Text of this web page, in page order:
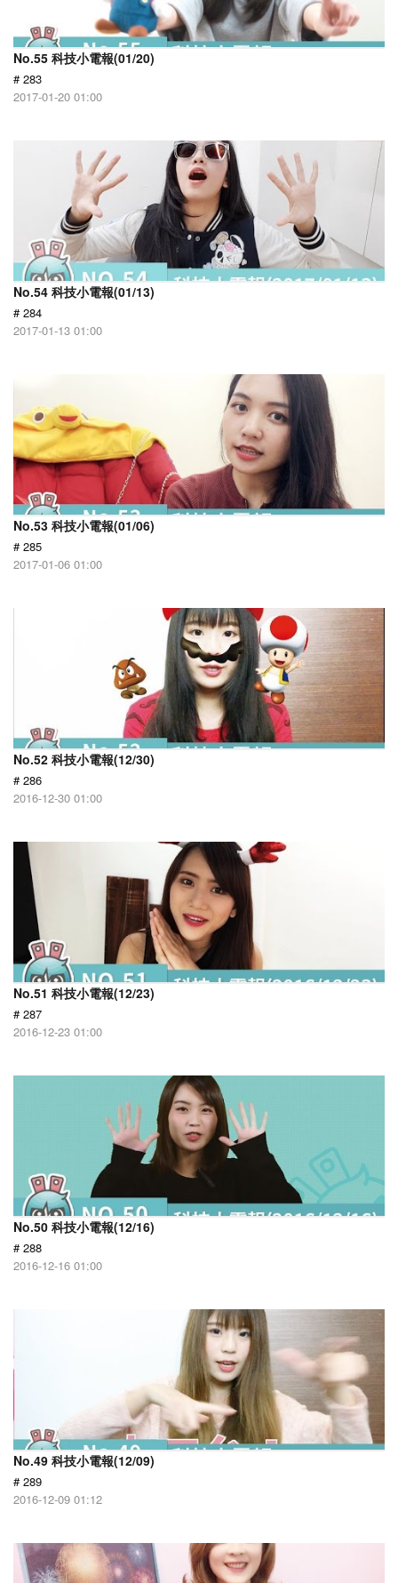
No.55 科技小電報(01/20)
# 283
2017-01-20 01:00
No.54 科技小電報(01/13)
# 284
2017-01-13 01:00
No.53 科技小電報(01/06)
# 285
2017-01-06 01:00
No.52 科技小電報(12/30)
# 286
2016-12-30 01:00
No.51 科技小電報(12/23)
# 287
2016-12-23 01:00
No.50 科技小電報(12/16)
# 288
2016-12-16 01:00
No.49 科技小電報(12/09)
# 289
2016-12-09 01:12